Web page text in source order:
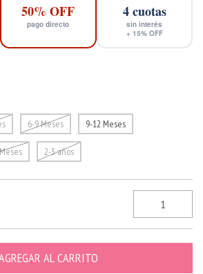
50% OFF
pago directo
4cuotas
sin interés
+ 15% OFF
6-9 Meses 9-12 Meses
2-3 años